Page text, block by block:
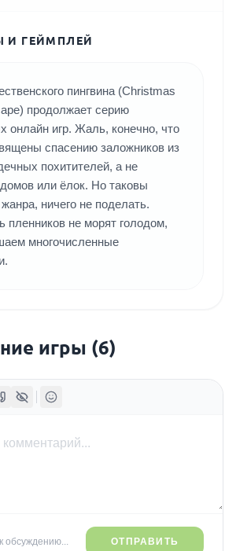
И ГЕЙМПЛЕЙ
пингвина (Christmas
продолжает серию
онлайн игр. Жаль, конечно, что
спасению заложников из
похитителей, а не
или ёлок. Но таковы
ничего не поделать.
пленников не морят голодом,
многочисленные
игры (6)
обсуждению... ОТПРАВИТЬ